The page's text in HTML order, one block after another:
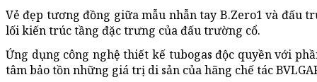
Vẻ đẹp tương đồng giữa mẫu nhẫn tay B.Zero1 và đấu
lối kiến trúc tầng đặc trưng của đấu trường cổ.
Ứng dụng công nghệ thiết kế tubogas độc quyền với
tâm bảo tồn những giá trị di sản của hãng chế tác